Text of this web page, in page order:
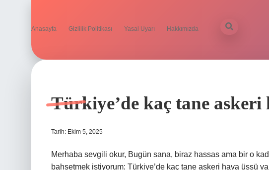
Anasayfa Gizlilik Politikası Yasal Uyarı Hakkımızda
Şehir
Hikayeleri
Yazılar
Türkiye’de kaç tane askeri
Tarih: Ekim 5, 2025
Merhaba sevgili okur, Bugün sana, biraz hassas ama bir o
bahsetmek istiyorum: Türkiye’de kaç tane askeri hava üssü